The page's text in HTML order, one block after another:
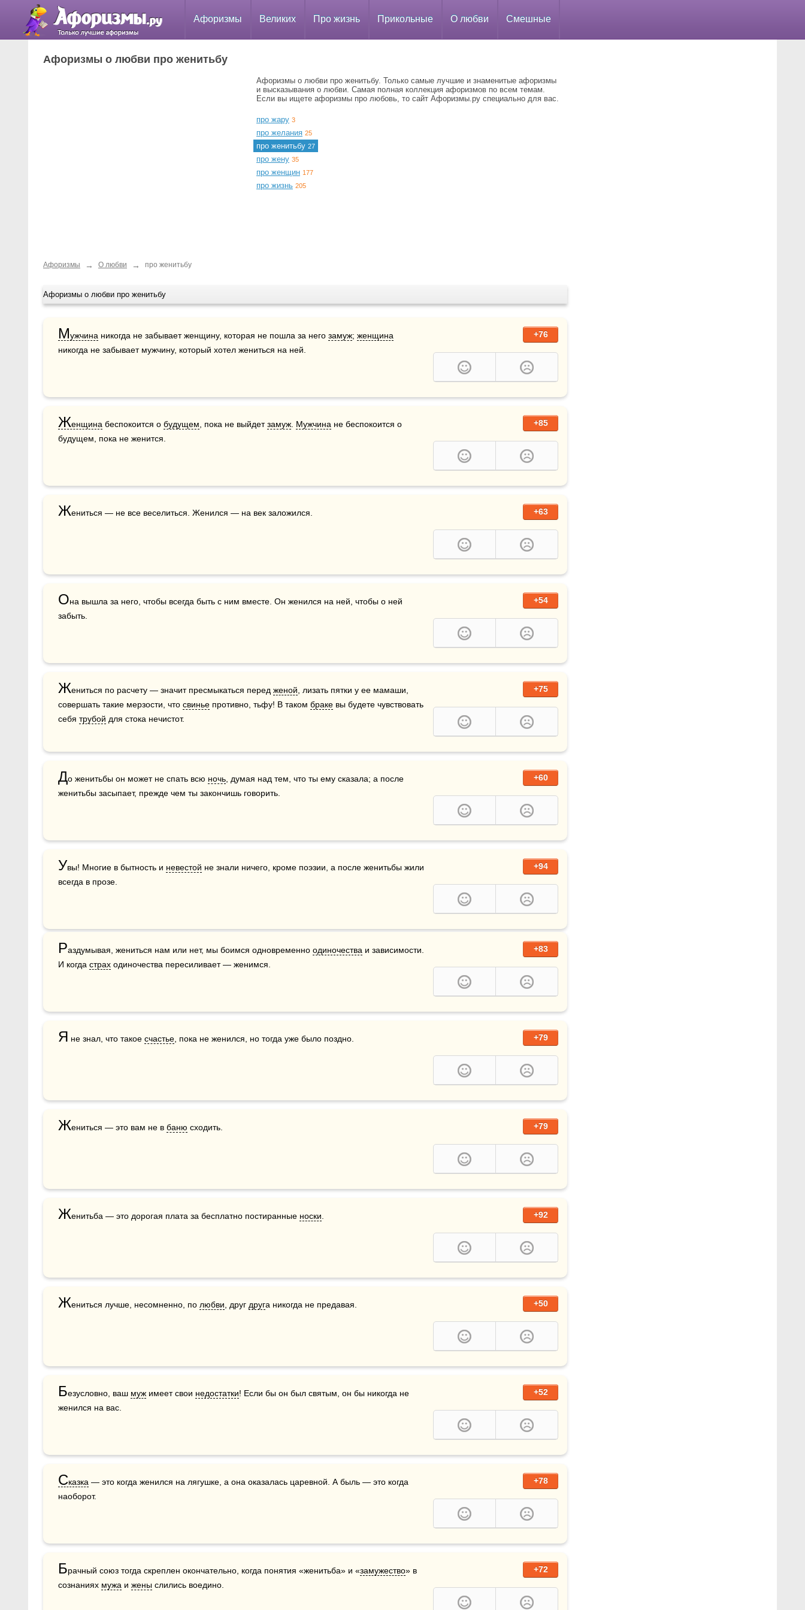
Афоризмы Великих Про жизнь Прикольные О любви Смешные
Афоризмы о любви про женитьбу
Афоризмы о любви про женитьбу. Только самые лучшие и знаменитые афоризмы
и высказывания о любви. Самая полная коллекция афоризмов по всем темам.
Если вы ищете афоризмы про любовь, то сайт Афоризмы.ру специально для вас.
про жару 3
про желания 25
про женитьбу 27
про жену 35
про женщин 177
про жизнь 205
Афоризмы → О любви → про женитьбу
Афоризмы о любви про женитьбу
+76
Мужчина никогда не забывает женщину, которая не пошла за него замуж; женщина
никогда не забывает мужчину, который хотел жениться на ней.
+85
Женщина беспокоится о будущем , пока не выйдет замуж Мужчина не беспокоится о
будущем, пока не женится.
+63
Жениться — не все веселиться. Женился — на век заложился.
+54
Она вышла за него, чтобы всегда быть с ним вместе. Он женился на ней, чтобы о ней
забыть.
+75
Жениться по расчету — значит пресмыкаться перед женой , лизать пятки у ее мамаши,
совершать такие мерзости, что свинье противно, тьфу! В таком браке вы будете чувствовать
себя трубой для стока нечистот.
+60
До женитьбы он может не спать всю ночь , думая над тем, что ты ему сказала; а после
женитьбы засыпает, прежде чем ты закончишь говорить.
+94
Увы! Многие в бытность и невестой не знали ничего, кроме поэзии, а после женитьбы жили
всегда в прозе.
+83
Раздумывая, жениться нам или нет, мы боимся одновременно одиночества и зависимости.
И когда страх одиночества пересиливает — женимся.
+79
Я не знал, что такое счастье , пока не женился, но тогда уже было поздно.
+79
Жениться — это вам не в баню сходить.
+92
Женитьба — это дорогая плата за бесплатно постиранные носки
+50
Жениться лучше, несомненно, по любви , друг друга никогда не предавая.
+52
Безусловно, ваш муж имеет свои недостатки! Если бы он был святым, он бы никогда не
женился на вас.
+78
Сказка — это когда женился на лягушке, а она оказалась царевной. А быль — это когда
наоборот.
+72
Брачный союз тогда скреплен окончательно, когда понятия «женитьба» и «замужество» в
сознаниях мужа и жены слились воедино.